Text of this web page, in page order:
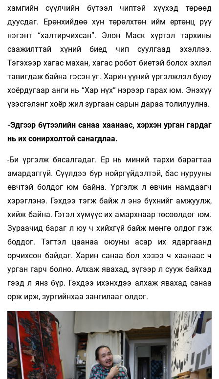
хамгийн сүүлчийн бүтээл чиптэй хүүхэд төрөөд
дуусдаг. Ерөнхийдөө хүн төрөлхтөн ийм ертөнц рүү
нэгэнт “халтирчихсан”. Элон Маск хүртэл тархины
саажилттай хүний биед чип суулгаад эхэллээ.
Тэгэхээр хагас махан, хагас робот биетэй болох эхлэл
тавигдаж байна гэсэн үг. Харин үүний үргэлжлэл буюу
хоёрдугаар анги нь “Хар нүх” нэрээр гарах юм. Энэхүү
үзэсгэлэнг хоёр жил зургаан сарын дараа толилуулна.
-Эдгээр бүтээлийн санаа хаанаас, хэрхэн урган гардаг
нь их сонирхолтой санагдлаа.
-Би үргэлж бясалгадаг. Ер нь миний тархи барагтаа
амардаггүй. Сүүлдээ бүр нойргүйдэлтэй, бас нурууны
өвчтэй болдог юм байна. Үргэлж л өвчин намдаагч
хэрэглэнэ. Гэхдээ тэгж байж л энэ бүхнийг амжуулж,
хийж байна. Гэтэл хүмүүс их амархнаар төсөөлдөг юм.
Зураачид бараг л юу ч хийхгүй байж мөнгө олдог гэж
боддог. Тэгтэл цаанаа оюуны асар их ядаргаанд
орчихсон байдаг. Харин санаа бол хэзээ ч хаанаас ч
урган гарч болно. Алхаж явахад, зүгээр л сууж байхад
гээд л янз бүр. Гэхдээ ихэнхдээ алхаж явахад санаа
орж ирж, зургийнхаа зангилааг олдог.